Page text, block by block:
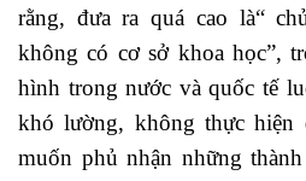
rằng, đưa ra quá cao là“
không có cơ sở khoa học”,
hình trong nước và quốc tế
khó lường, không thực hiện
muốn phủ nhận những